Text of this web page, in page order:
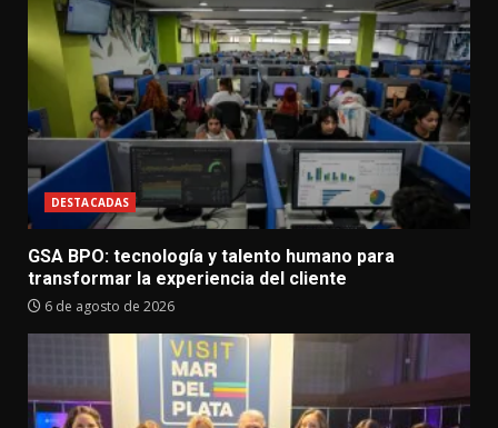
DESTACADAS
GSA BPO: tecnología y talento humano para
transformar la experiencia del cliente
6 de agosto de 2026